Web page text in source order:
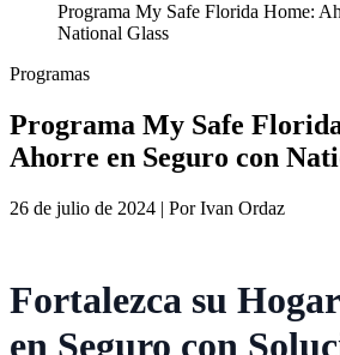
Programa My Safe Florida Home:
National Glass
Programas
Programa My Safe
Ahorre en Seguro con
26 de julio de 2024 | Por Ivan Ordaz
Fortalezca su
en Seguro con